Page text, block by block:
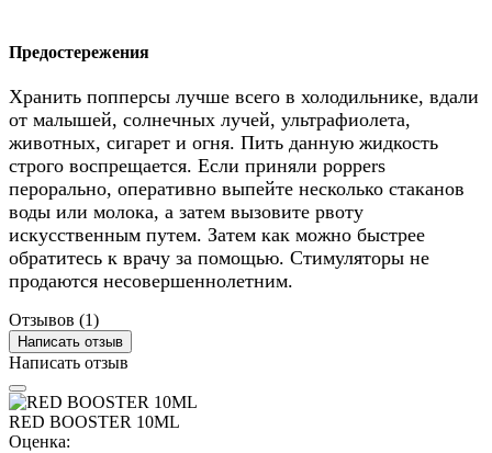
Предостережения
Хранить попперсы лучше всего в холодильнике, вдали
от малышей, солнечных лучей, ультрафиолета,
животных, сигарет и огня. Пить данную жидкость
строго воспрещается. Если приняли poppers
перорально, оперативно выпейте несколько стаканов
воды или молока, а затем вызовите рвоту
искусственным путем. Затем как можно быстрее
обратитесь к врачу за помощью. Стимуляторы не
продаются несовершеннолетним.
Отзывов (1)
Написать отзыв
Написать отзыв
RED BOOSTER 10ML
Оценка: